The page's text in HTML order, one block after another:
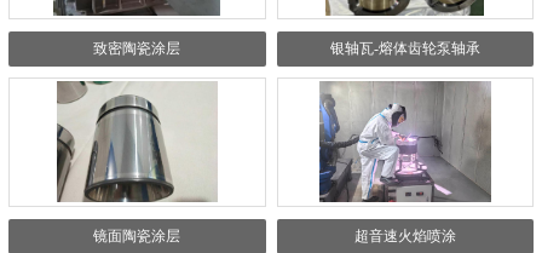
致密陶瓷涂层 银轴瓦-熔体齿轮泵轴承
镜面陶瓷涂层 超音速火焰喷涂